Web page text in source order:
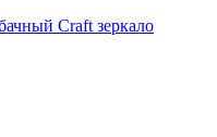
Craft зеркало